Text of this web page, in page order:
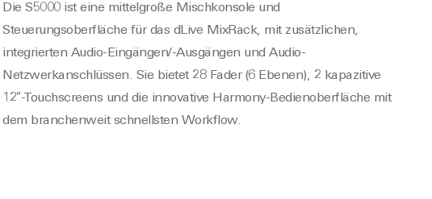
Die S5000 ist eine mittelgroße Mischkonsole und
Steuerungsoberfläche für das dLive MixRack, mit zusätzlichen,
integrierten Audio-Eingängen/-Ausgängen und Audio-
Netzwerkanschlüssen. Sie bietet 28 Fader (6 Ebenen), 2 kapazitive
12″-Touchscreens und die innovative Harmony-Bedienoberfläche mit
dem branchenweit schnellsten Workflow.